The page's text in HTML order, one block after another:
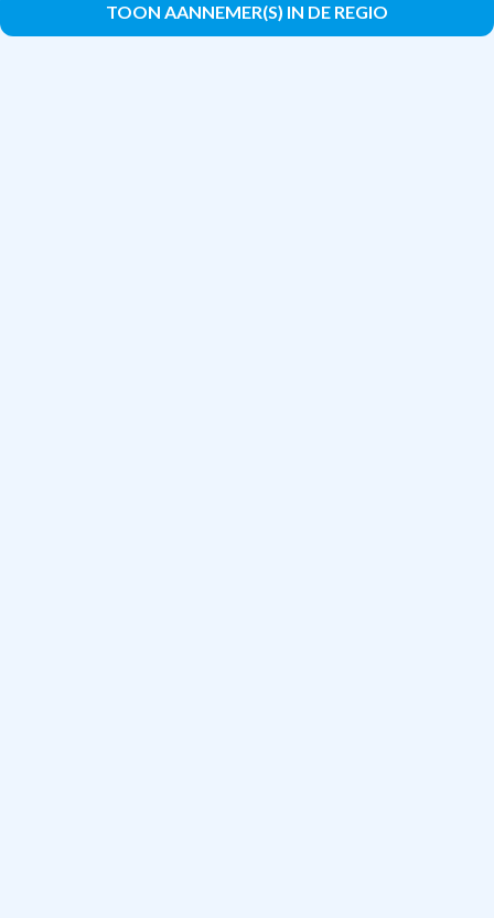
TOON AANNEMER(S) IN DE REGIO